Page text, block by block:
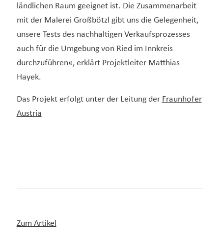
ländlichen Raum geeignet ist. Die Zusammenarbeit
mit der Malerei Großbötzl gibt uns die Gelegenheit,
unsere Tests des nachhaltigen Verkaufsprozesses
auch für die Umgebung von Ried im Innkreis
durchzuführen«, erklärt Projektleiter Matthias
Hayek.
Das Projekt erfolgt unter der Leitung der Fraunhofer
Austria
Zum Artikel